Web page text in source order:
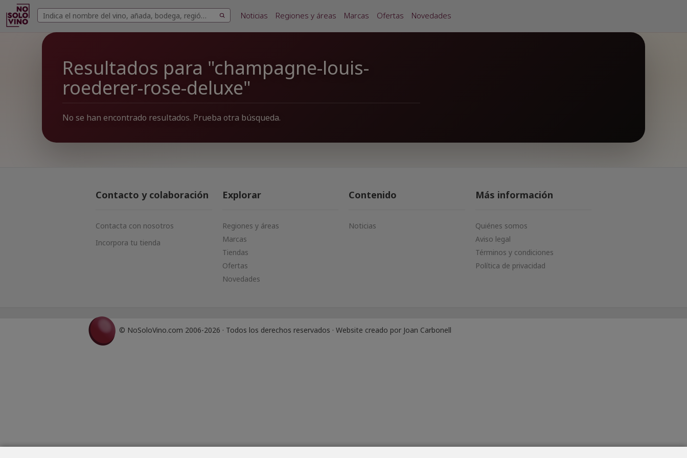
Buscar
vinos
Buscar Noticias Regiones y áreas Marcas Ofertas Novedades
Resultados para "champagne-louis-
roederer-rose-deluxe"
No se han encontrado resultados. Prueba otra búsqueda.
Contacto y colaboración
Contacta con nosotros
Incorpora tu tienda
Explorar
Regiones y áreas
Marcas
Tiendas
Ofertas
Novedades
Contenido
Noticias
Más información
Quiénes somos
Aviso legal
Términos y condiciones
Política de privacidad
© NoSoloVino.com 2006-2026 · Todos los derechos reservados · Website creado por Joan Carbonell